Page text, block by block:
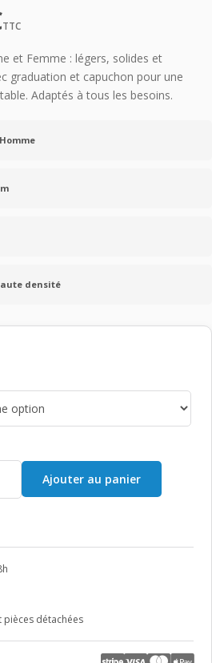
TTC
et Femme : légers, solides et
graduation et capuchon pour une
Adaptés à tous les besoins.
densité
Ajouter au panier
pièces détachées